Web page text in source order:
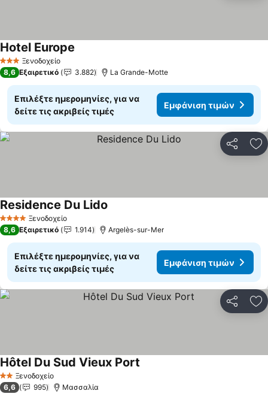
3 ΑστέριαΞενοδοχείο
Hotel Europe
8,6 Εξαιρετικό 3.882 La Grande-Motte
Επιλέξτε ημερομηνίες, για να
δείτε τις ακριβείς τιμές
Εμφάνιση τιμών
4 ΑστέριαΞενοδοχείο
Residence Du Lido
8,6 Εξαιρετικό 1.914 Argelès-sur-Mer
Επιλέξτε ημερομηνίες, για να
δείτε τις ακριβείς τιμές
Εμφάνιση τιμών
2 ΑστέριαΞενοδοχείο
Hôtel Du Sud Vieux Port
6,6 995 Μασσαλία